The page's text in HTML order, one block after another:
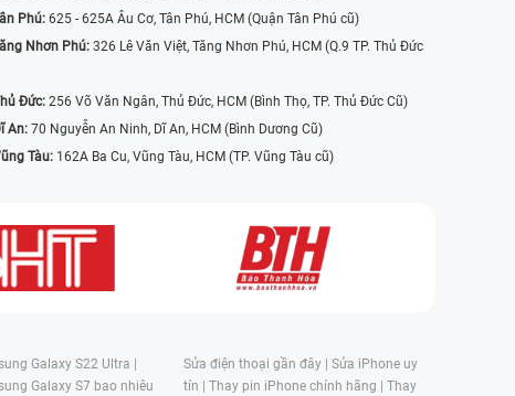
Phú: 625 - 625A Âu Cơ, Tân Phú, HCM (Quận Tân Phú cũ)
Nhơn Phú: 326 Lê Văn Việt, Tăng Nhơn Phú, HCM (Q.9 TP. Thủ Đức
Đức: 256 Võ Văn Ngân, Thủ Đức, HCM (Bình Thọ, TP. Thủ Đức Cũ)
An: 70 Nguyễn An Ninh, Dĩ An, HCM (Bình Dương Cũ)
Tàu: 162A Ba Cu, Vũng Tàu, HCM (TP. Vũng Tàu cũ)
Galaxy S22 Ultra |
Galaxy S7 bao nhiêu
Sửa điện thoại gần đây | Sửa iPhone uy
tín | Thay pin iPhone chính hãng | Thay